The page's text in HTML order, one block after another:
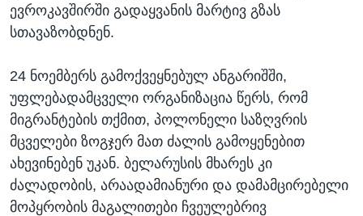
ევროკავშირში გადაყვანის მარტივ გზას
სთავაზობდნენ.
24 ნოემბერს გამოქვეყნებულ ანგარიშში,
უფლებადამცველი ორგანიზაცია წერს, რომ
მიგრანტების თქმით, პოლონელი საზღვრის
მცველები ზოგჯერ მათ ძალის გამოყენებით
ახევინებენ უკან. ბელარუსის მხარეს კი
ძალადობის, არაადამიანური და დამამცირებელი
მოპყრობის მაგალითები ჩვეულებრივ